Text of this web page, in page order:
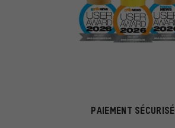
PAIEMENT SÉCURISÉ